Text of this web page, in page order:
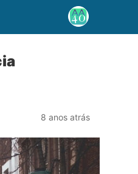
8 anos atrás